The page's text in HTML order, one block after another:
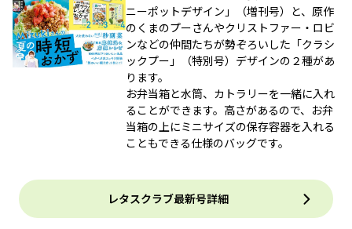
ニーポットデザイン」（増刊号）と、原作
のくまのプーさんやクリストファー・ロビ
ンなどの仲間たちが勢ぞろいした「クラシ
ックプー」（特別号）デザインの２種があ
ります。
お弁当箱と水筒、カトラリーを一緒に入れ
ることができます。高さがあるので、お弁
当箱の上にミニサイズの保存容器を入れる
こともできる仕様のバッグです。
レタスクラブ最新号詳細